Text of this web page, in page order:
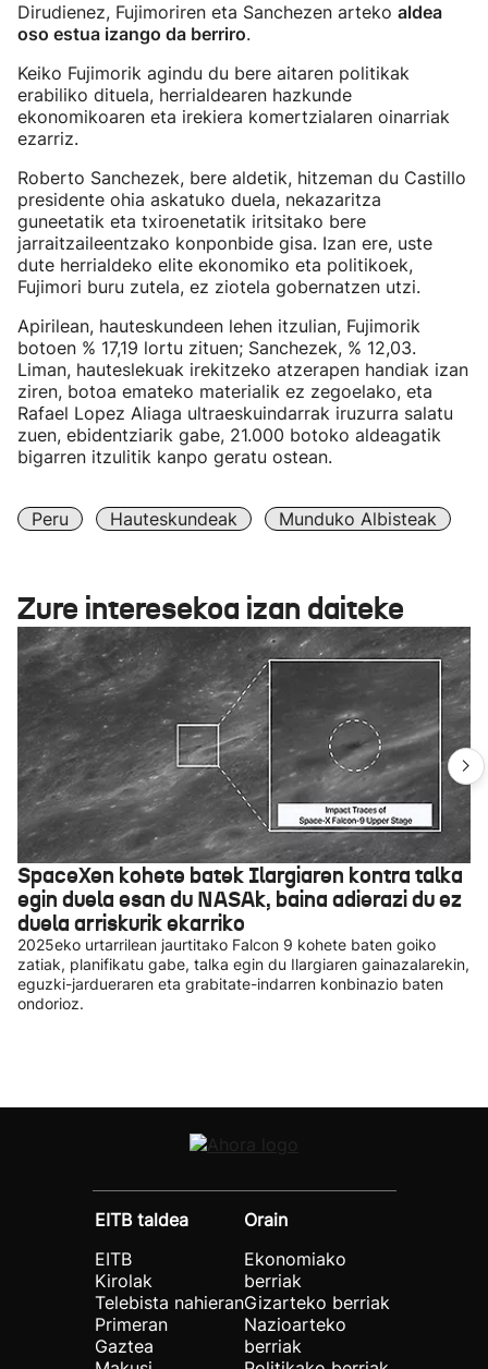
Dirudienez, Fujimoriren eta Sanchezen arteko aldea
oso estua izango da berriro.
Keiko Fujimorik agindu du bere aitaren politikak
erabiliko dituela, herrialdearen hazkunde
ekonomikoaren eta irekiera komertzialaren oinarriak
ezarriz.
Roberto Sanchezek, bere aldetik, hitzeman du Castillo
presidente ohia askatuko duela, nekazaritza
guneetatik eta txiroenetatik iritsitako bere
jarraitzaileentzako konponbide gisa. Izan ere, uste
dute herrialdeko elite ekonomiko eta politikoek,
Fujimori buru zutela, ez ziotela gobernatzen utzi.
Apirilean, hauteskundeen lehen itzulian, Fujimorik
botoen % 17,19 lortu zituen; Sanchezek, % 12,03.
Liman, hauteslekuak irekitzeko atzerapen handiak izan
ziren, botoa emateko materialik ez zegoelako, eta
Rafael Lopez Aliaga ultraeskuindarrak iruzurra salatu
zuen, ebidentziarik gabe, 21.000 botoko aldeagatik
bigarren itzulitik kanpo geratu ostean.
Peru Hauteskundeak Munduko Albisteak
Zure interesekoa izan daiteke
SpaceXen kohete batek Ilargiaren kontra talka
egin duela esan du NASAk, baina adierazi du ez
duela arriskurik ekarriko
2025eko urtarrilean jaurtitako Falcon 9 kohete baten goiko
zatiak, planifikatu gabe, talka egin du Ilargiaren gainazalarekin,
eguzki-jardueraren eta grabitate-indarren konbinazio baten
ondorioz.
EITB taldea
EITB
Kirolak
Telebista nahieran
Primeran
Gaztea
Orain
Ekonomiako
berriak
Gizarteko berriak
Nazioarteko
berriak